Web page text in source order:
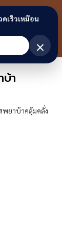
า
พยาบ้าคลุ้มคลั่ง
เร็วเหมือน
×